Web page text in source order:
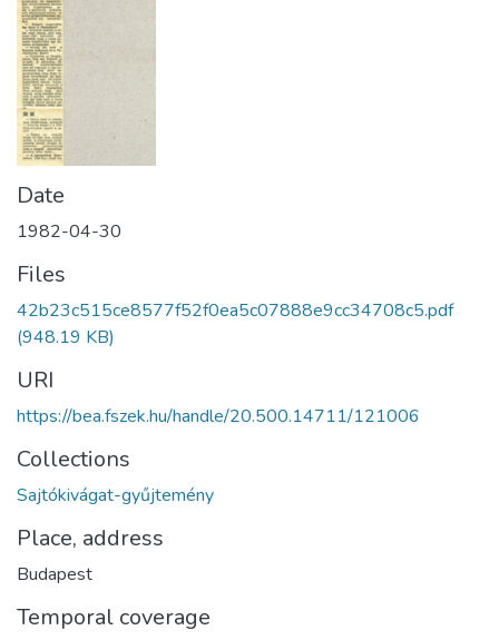
Date
1982-04-30
Files
42b23c515ce8577f52f0ea5c07888e9cc34708c5.pdf
(948.19 KB)
URI
https://bea.fszek.hu/handle/20.500.14711/121006
Collections
Sajtókivágat-gyűjtemény
Place, address
Budapest
Temporal coverage